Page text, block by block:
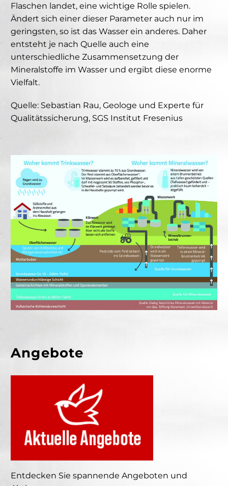
Flaschen landet, eine wichtige Rolle spielen.
Ändert sich einer dieser Parameter auch nur im
geringsten, so ist das Wasser ein anderes. Daher
entsteht je nach Quelle auch eine
unterschiedliche Zusammensetzung der
Mineralstoffe im Wasser und ergibt diese enorme
Vielfalt.
Quelle: Sebastian Rau, Geologe und Experte für
Qualitätssicherung, SGS Institut Fresenius
Angebote
Entdecken Sie spannende Angeboten und